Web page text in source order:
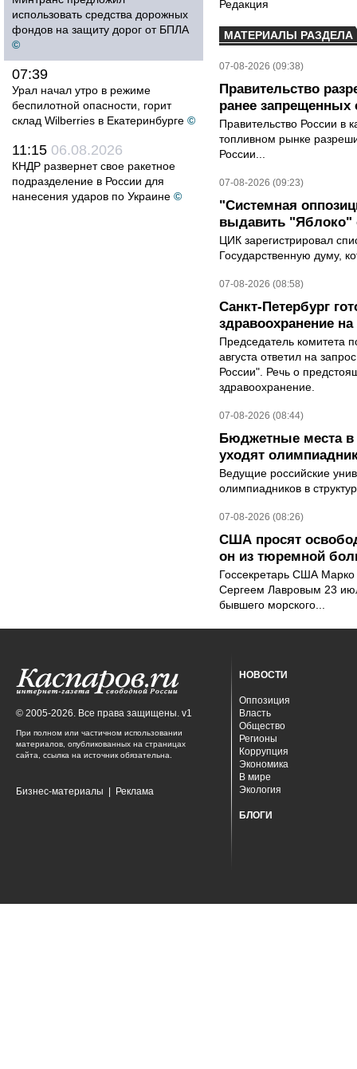
использовать средства дорожных
фондов на защиту дорог от БПЛА
©
07:39
Урал начал утро в режиме
беспилотной опасности, горит
склад Wilberries в Екатеринбурге ©
11:15 06.08.2026
КНДР развернет свое ракетное
подразделение в России для
нанесения ударов по Украине ©
Редакция
МАТЕРИАЛЫ РАЗДЕЛА
07-08-2026 (09:38)
Правительство
ранее запрещенных
Правительство России в
топливном рынке
России...
07-08-2026 (09:23)
"Системная
выдавить "Яблоко"
ЦИК зарегистрировал
Государственную думу,
07-08-2026 (08:58)
Санкт-Петербург
здравоохранение на
Председатель комитета
августа ответил на
России". Речь о
здравоохранение.
07-08-2026 (08:44)
Бюджетные места в
уходят
Ведущие российские
олимпиадников в
07-08-2026 (08:26)
США просят
он из тюремной
Госсекретарь США
Сергеем Лавровым 23
бывшего морского...
© 2005-2026. Все права защищены. v1
При полном или частичном использовании
материалов, опубликованных на страницах
сайта, ссылка на источник обязательна.
Бизнес-материалы Реклама
НОВОСТИ
Оппозиция
Власть
Общество
Регионы
Коррупция
Экономика
В мире
Экология
БЛОГИ